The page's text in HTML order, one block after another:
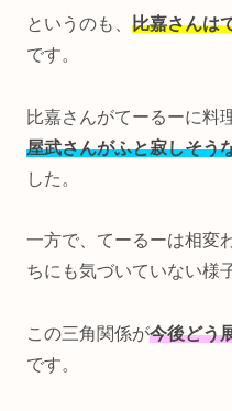
というのも、 比嘉さんは
です。
比嘉さんがてーるーに料
屋武さんがふと寂しそう
した。
一方で、てーるーは相変
ちにも気づいていない様
この三角関係が今後どう
です。